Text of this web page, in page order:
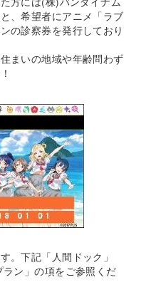
、希望者にアニメ「ラブ
の診察券を発行しており
まいの地域や年齢問わず
。下記「人間ドック」
ラン」の項をご参照くだ